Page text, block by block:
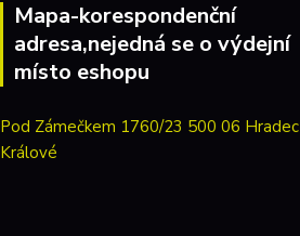
Mapa-korespondenční
adresa,nejedná se o výdejní
místo eshopu
Pod Zámečkem 1760/23 500 06 Hradec
Králové